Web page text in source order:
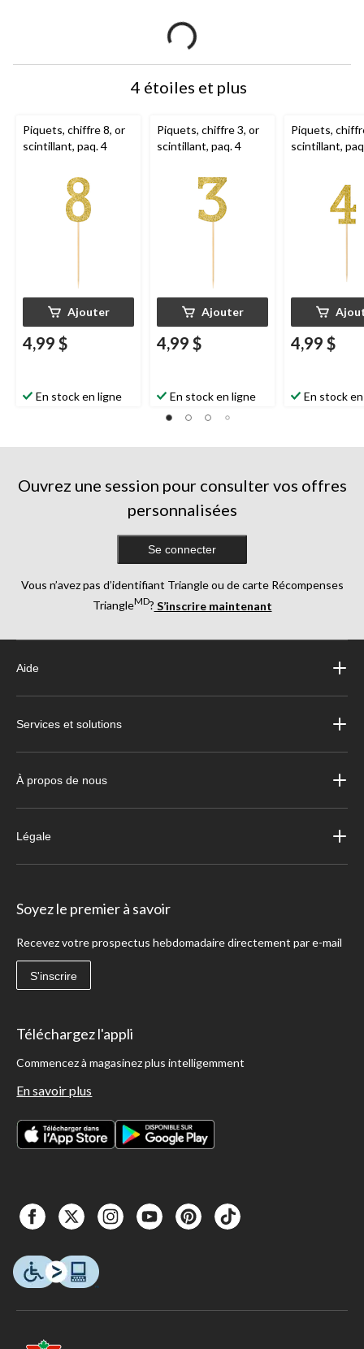
4 étoiles et plus
Piquets, chiffre 8, or
scintillant, paq. 4
Ajouter
4,99 $
En stock en ligne
Piquets, chiffre 3, or
scintillant, paq. 4
Ajouter
4,99 $
En stock en ligne
Piquets,
scintillant,
4,99 $
En stock
Ouvrez une session pour consulter vos offres
personnalisées
Se connecter
Vous n’avez pas d’identifiant Triangle ou de carte Récompenses
TriangleMD? S’inscrire maintenant
Aide
Services et solutions
À propos de nous
Légale
Soyez le premier à savoir
Recevez votre prospectus hebdomadaire directement par e-mail
S'inscrire
Téléchargez l'appli
Commencez à magasinez plus intelligemment
En savoir plus